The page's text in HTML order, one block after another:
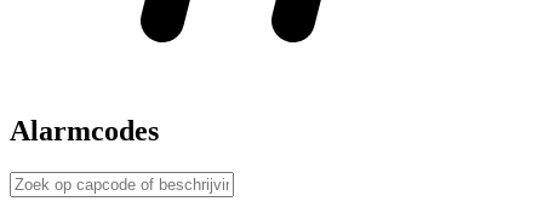
Alarmcodes